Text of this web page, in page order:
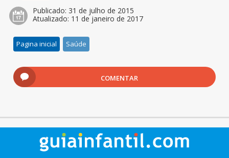
Publicado: 31 de julho de 2015
Atualizado: 11 de janeiro de 2017
Pagina inicial Saúde
COMENTAR